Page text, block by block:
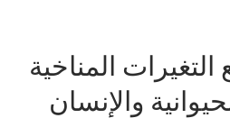
المناخية
والإنسان